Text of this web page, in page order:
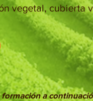
vegetal, cubierta
formación a